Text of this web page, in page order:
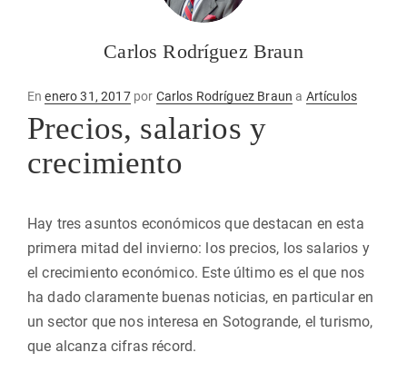
Carlos Rodríguez Braun
EnPublicado
enero 31, 2017por Carlos Rodríguez Braun a Artículos
Precios, salarios y
crecimiento
Hay tres asuntos económicos que destacan en esta
primera mitad del invierno: los precios, los salarios y
el crecimiento económico. Este último es el que nos
ha dado claramente buenas noticias, en particular en
un sector que nos interesa en Sotogrande, el turismo,
que alcanza cifras récord.